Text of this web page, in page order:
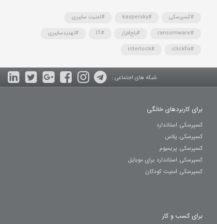
#کسپرسکی #kaspersky
#امنیت سایبری
#ransomware
#باج‌افزار #IT
#تهدیدسایبری
#clickfix
#interlock
شبکه های اجتماعی :
برای کاربردهای خانگی
کسپرسکی استاندارد
کسپرسکی پلاس
کسپرسکی پریمیوم
کسپرسکی استاندارد برای موبایل
کسپرسکی امنیت کودکان
برای کسب و کار